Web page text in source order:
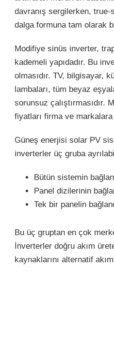
davranış sergilerken,
dalga formuna tam olarak
Modifiye sinüs inverter,
kademeli yapıdadır. Bu
olmasıdır. TV, bilgisayar,
lambaları, tüm beyaz
sorunsuz çalıştırmasıdır.
fiyatları firma ve
Güneş enerjisi solar PV
inverterler üç gruba
Bütün sistemin
Panel dizilerinin
Tek bir panelin
Bu üç gruptan en çok
İnverterler doğru akım
kaynaklarını alternatif